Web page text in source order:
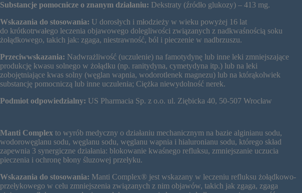
Substancje pomocnicze o znanym działaniu: Dekstraty (źródło glukozy) – 413 mg.
Wskazania do stosowania: U dorosłych i młodzieży w wieku powyżej 16 lat
do krótkotrwałego leczenia objawowego dolegliwości związanych z nadkwaśnością soku
żołądkowego, takich jak: zgaga, niestrawność, ból i pieczenie w nadbrzuszu.
Przeciwwskazania: Nadwrażliwość (uczulenie) na famotydynę lub inne leki zmniejszające
produkcję kwasu solnego w żołądku (np. ranitydyna, cymetydyna itp.) lub na leki
zobojętniające kwas solny (węglan wapnia, wodorotlenek magnezu) lub na którąkolwiek
substancję pomocniczą lub inne uczulenia; Ciężka niewydolność nerek.
Podmiot odpowiedzialny: US Pharmacia Sp. z o.o. ul. Ziębicka 40, 50-507 Wrocław
Manti Complex to wyrób medyczny o działaniu mechanicznym na bazie alginianu sodu,
wodorowęglanu sodu, węglanu sodu, węglanu wapnia i hialuronianu sodu, którego skład
zapewnia 3 synergiczne działania: blokowanie kwaśnego refluksu, zmniejszanie uczucia
pieczenia i ochronę błony śluzowej przełyku.
Wskazania do stosowania: Manti Complex® jest wskazany w leczeniu refluksu żołądkowo-
przełykowego w celu zmniejszenia związanych z nim objawów, takich jak zgaga, zgaga